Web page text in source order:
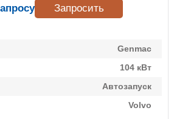
Genmac
104 кВт
Автозапуск
Volvo
Запросить